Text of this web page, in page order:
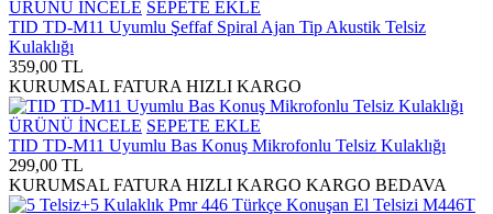
ÜRÜNÜ İNCELE SEPETE EKLE
TID TD-M11 Uyumlu Şeffaf Spiral Ajan Tip Akustik Telsiz
Kulaklığı
359,00 TL
KURUMSAL FATURA HIZLI KARGO
ÜRÜNÜ İNCELE SEPETE EKLE
TID TD-M11 Uyumlu Bas Konuş Mikrofonlu Telsiz Kulaklığı
299,00 TL
KURUMSAL FATURA HIZLI KARGO KARGO BEDAVA